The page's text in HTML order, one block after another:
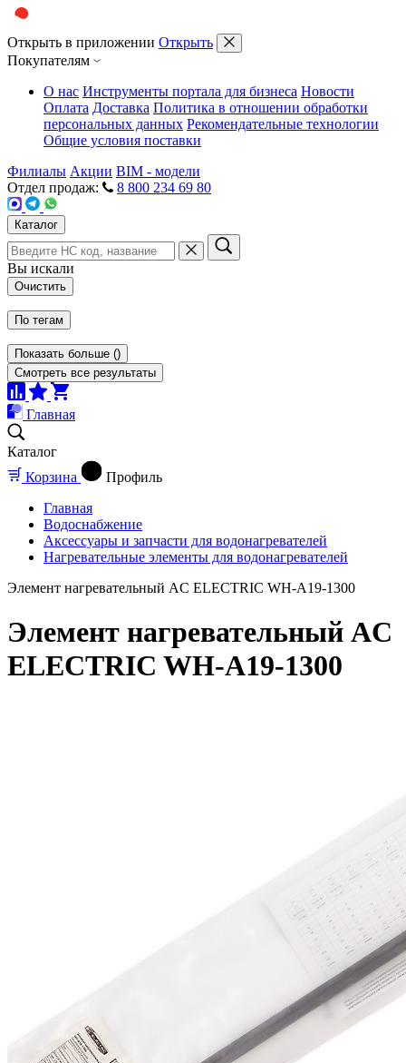
Открыть в приложении Открыть
Покупателям
О нас Инструменты портала для бизнеса Новости
Оплата Доставка Политика в отношении обработки
персональных данных Рекомендательные технологии
Общие условия поставки
Филиалы Акции BIM - модели
Отдел продаж:
8 800 234 69 80
Каталог
Вы искали
Очистить
По тегам
Показать больше ()
Смотреть все результаты
Главная
Каталог
Корзина
Профиль
Главная
Водоснабжение
Аксессуары и запчасти для водонагревателей
Нагревательные элементы для водонагревателей
Элемент нагревательный AC ELECTRIC WH-A19-1300
Элемент нагревательный AC
ELECTRIC WH-A19-1300